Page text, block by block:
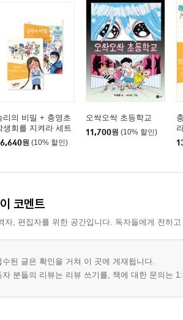
리의 비밀 + 충영초
생회를 지켜라 세트
원 (10% 할인)
오싹오싹 초등학교
11,700원 (10% 할인)
코멘트
자, 편집자를 위한 공간입니다. 독자들에게 전하
수된 글은 확인을 거쳐 이 곳에 게재됩니다.
자 분들의 리뷰는 리뷰 쓰기를, 책에 대한 문의는